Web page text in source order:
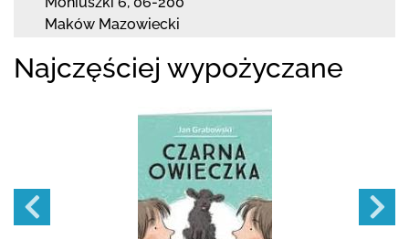
Maków Mazowiecki
Najczęściej wypożyczane